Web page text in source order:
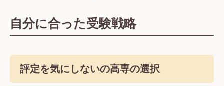
自分に合った受験戦略
評定を気にしないの高専の選択